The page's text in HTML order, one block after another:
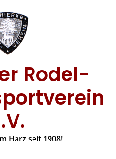
Rodel-
Harz seit 1908!